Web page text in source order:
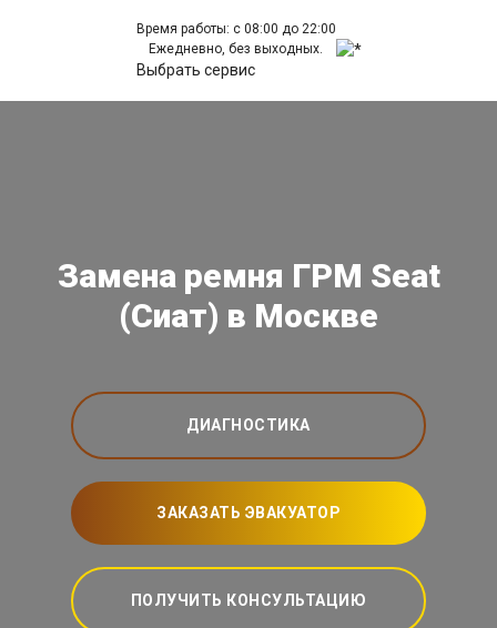
Время работы: с 08:00 до 22:00
Ежедневно, без выходных.
Выбрать сервис
Замена ремня ГРМ Seat
(Сиат) в Москве
ДИАГНОСТИКА
ЗАКАЗАТЬ ЭВАКУАТОР
ПОЛУЧИТЬ КОНСУЛЬТАЦИЮ